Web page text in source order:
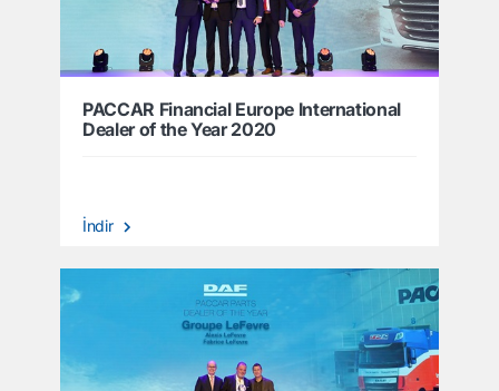
PACCAR Financial Europe International
Dealer of the Year 2020
İndir